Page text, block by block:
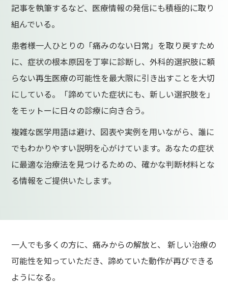
記事を執筆するなど、医療情報の発信にも積極的に取り
組んでいる。
患者様一人ひとりの「痛みのない日常」を取り戻すため
に、症状の根本原因を丁寧に診断し、外科的選択肢に頼
らない再生医療の可能性を最大限に引き出すことを大切
にしている。「諦めていた症状にも、新しい選択肢を」
をモットーに日々の診療に向き合う。
複雑な医学用語は避け、図表や実例を用いながら、誰に
でもわかりやすい説明を心がけています。あなたの症状
に最適な治療法を見つけるための、確かな判断材料とな
る情報をご提供いたします。
一人でも多くの方に、痛みからの解放と、 新しい治療の
可能性を知っていただき、諦めていた動作が再びできる
ようになる。